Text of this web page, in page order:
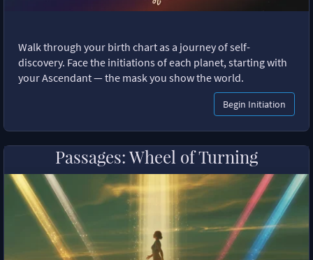
Walk through your birth chart as a journey of self-
discovery. Face the initiations of each planet, starting with
your Ascendant — the mask you show the world.
Begin Initiation
Passages: Wheel of Turning